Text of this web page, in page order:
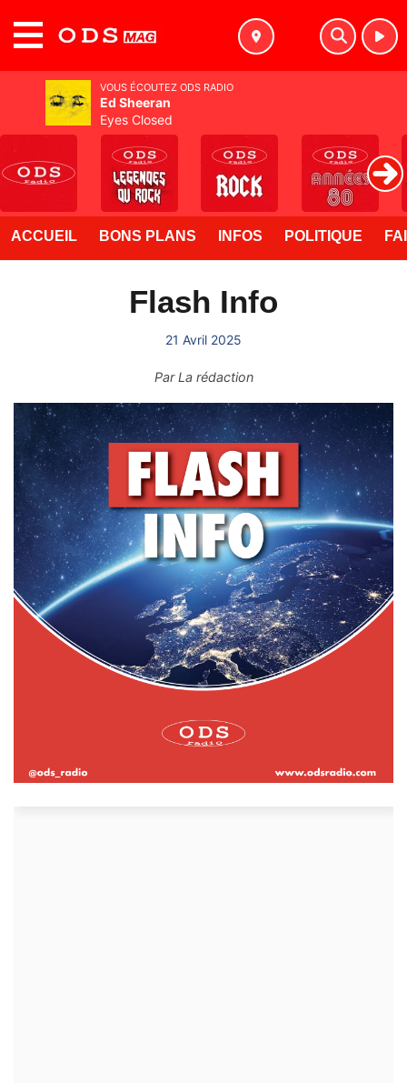
ACCUEIL BONS PLANS INFOS POLITIQUE
Flash Info
21 Avril 2025
ParLa rédaction
VOUS ÉCOUTEZ ODS RADIO
Ed Sheeran
Eyes Closed